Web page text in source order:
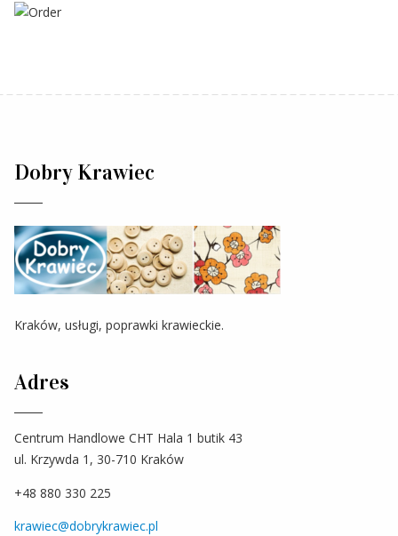
Dobry Krawiec
Kraków, usługi, poprawki krawieckie.
Adres
Centrum Handlowe CHT Hala 1 butik 43
ul. Krzywda 1, 30-710 Kraków
+48 880 330 225
krawiec@dobrykrawiec.pl